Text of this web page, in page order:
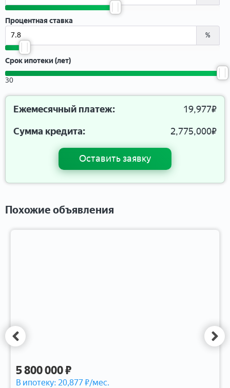
Процентная ставка
%
Срок ипотеки (лет)
30
Ежемесячный платеж: 19,977₽
Сумма кредита:
2,775,000₽
Оставить заявку
Похожие объявления
5 800 000 ₽
В ипотеку: 20,877₽/мес.